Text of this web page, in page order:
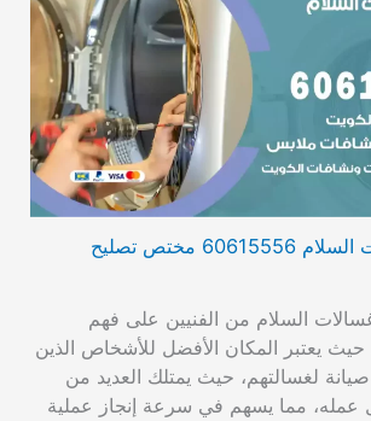
فني تصليح غسالات السلام 60615556 مختص تصليح
السلام من الفنيين على فهم
حيث يعتبر المكان الأفضل للأشخاص الذين
لغسالتهم، حيث يمتلك العديد من
عمله، مما يسهم في سرعة إنجاز عملية